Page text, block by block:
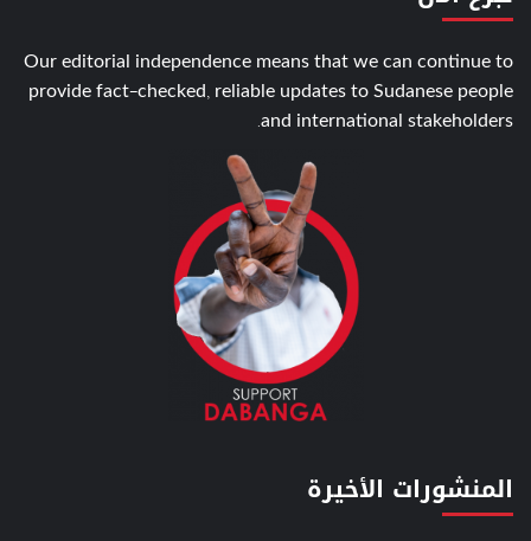
Our editorial independence means that we can continue to
provide fact-checked, reliable updates to Sudanese people
and international stakeholders.
المنشورات الأخيرة